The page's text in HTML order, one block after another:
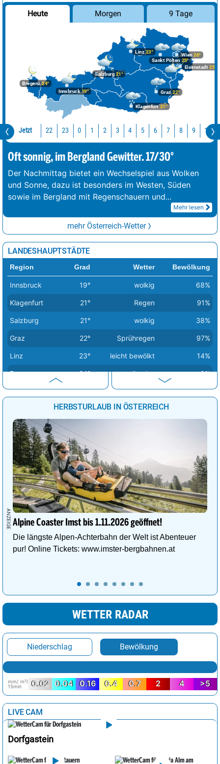
Heute Morgen 9 Tage
Bregenz24°
Graz22°
Innsbruck19°
Klagenfurt 21°
Linz23°
Salzburg21°
Wien 26°
Eisenstadt 25°
Sankt Pölten25°
Jetzt 22 23 0 1 2 3 4 5 6 7 8 9 10
Oft sonnig, im Bergland Gewitter. 17/30°
Der Nachmittag bietet ein Wechselspiel aus Wolken
und Sonne, dazu ist besonders im Westen, Süden
sowie im Bergland mit Regenschauern und...
Mehr lesen
mehr Österreich-Wetter
LANDESHAUPTSTÄDTE
Region Grad Wetter Bewölkung
Innsbruck 19° wolkig 68%
Klagenfurt 21° Regen 91%
Salzburg 21° wolkig 38%
Graz 22° Sprühregen 97%
Linz 23° leicht bewölkt 14%
Bregenz 24° wolkenlos 0%
Eisenstadt 25° wolkig 71%
25° bedeckt
Wien
HERBSTURLAUB IN ÖSTERREICH
Alpine Coaster Imst bis 1.11.2026 geöffnet!
Die längste Alpen-Achterbahn der Welt ist Abenteuer
pur! Online Tickets: www.imster-bergbahnen.at
WETTER RADAR
Niederschlag Bewölkung
mm/ m²/
15min
0.02 0.04 0.16 0.4 0.7 2 4 >5
LIVE CAM
Dorfgastein